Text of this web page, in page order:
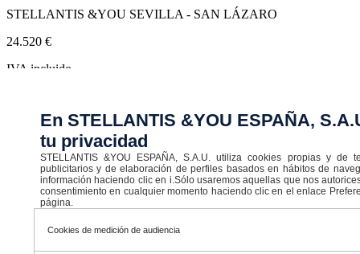
STELLANTIS &YOU SEVILLA - SAN LÁZARO
24.520 €
IVA incluido
Ver servicios opcionales incluidos en la mensualidad Entrada
6.130 €35 meses y una última cuota 14.783,11 € TAE 8,40 %
Financiando con STELLANTIS FINANCE hasta final de mes
En STELLANTIS &YOU ESPAÑA,
tu privacidad
STELLANTIS &YOU ESPAÑA, S.A.U. utiliza cookies propias y de
publicitarios y de elaboración de perfiles basados en hábitos de
información haciendo clic en i.Sólo usaremos aquellas que nos
consentimiento en cualquier momento haciendo clic en el enlace
página.
Cookies de medición de audiencia